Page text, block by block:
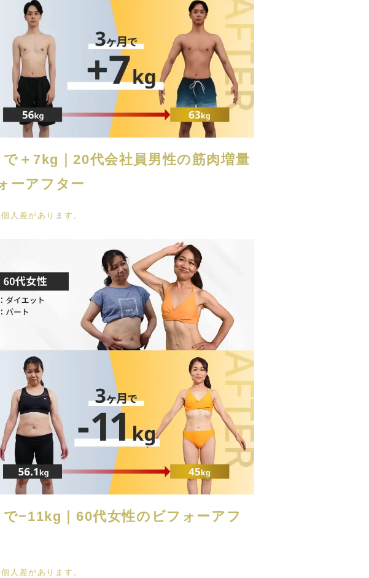
＋7kg｜20代会社員男性の筋肉増量
ーアフター
人差があります。
で−11kg｜60代女性のビフォーアフ
人差があります。